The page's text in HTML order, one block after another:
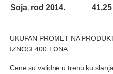
Soja, rod 2014.
41,25
UKUPAN PROMET NA
IZNOSI 400 TONA
Cene su validne u trenutku